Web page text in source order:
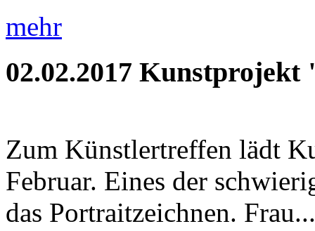
mehr
02.02.2017 Kunstprojekt
Zum Künstlertreffen lädt
Februar. Eines der
das Portraitzeichnen. Frau...